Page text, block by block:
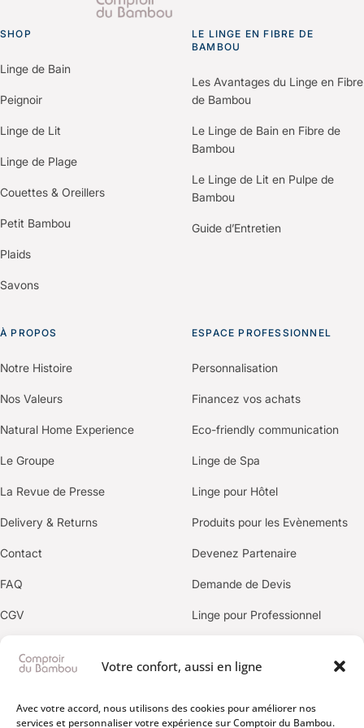
Votre confort, aussi en ligne
Avec votre accord, nous utilisons des cookies pour améliorer nos
services et personnaliser votre expérience sur Comptoir du Bambou.
pour vos démarches de certification (Green Key,
“Espace Professionnels” du site.
Un membre de notre équipe vous recontactera
pour comprendre vos besoins et construire une
offre personnalisée selon votre établissement.
SHOP
Linge de Bain
Peignoir
Linge de Lit
Linge de Plage
Couettes & Oreillers
Petit Bambou
Plaids
Savons
LE LINGE EN FIBRE DE
BAMBOU
Les Avantages du Linge en Fibre
de Bambou
Le Linge de Bain en Fibre de
Bambou
Le Linge de Lit en Pulpe de
Bambou
Guide d’Entretien
À PROPOS
Notre Histoire
Nos Valeurs
Natural Home Experience
Le Groupe
La Revue de Presse
Delivery & Returns
Contact
FAQ
CGV
Politique de confidentialité
ESPACE PROFESSIONNEL
Personnalisation
Financez vos achats
Eco-friendly communication
Linge de Spa
Linge pour Hôtel
Produits pour les Evènements
Devenez Partenaire
Demande de Devis
Linge pour Professionnel
OUR BRANDS